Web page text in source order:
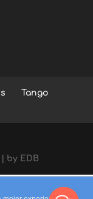
Tango
| by EDB